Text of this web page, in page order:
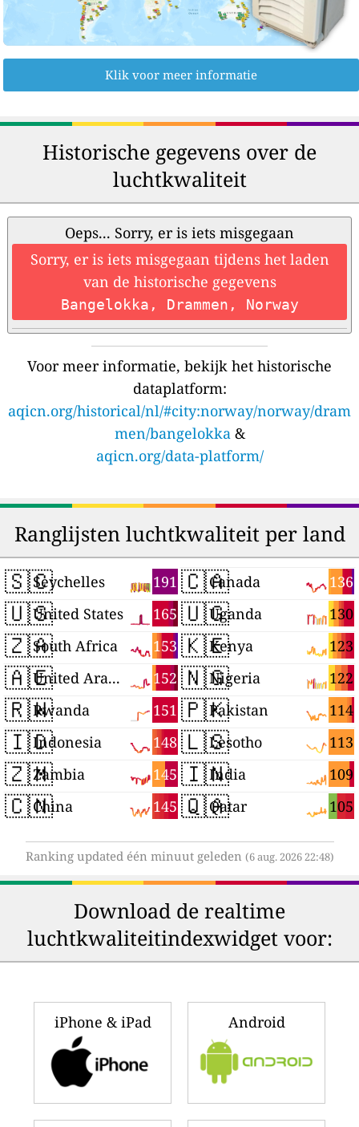
Klik voor meer informatie
Historische gegevens over de
luchtkwaliteit
Oeps... Sorry, er is iets misgegaan
Sorry, er is iets misgegaan tijdens het laden
van de historische gegevens
Bangelokka, Drammen, Norway
Voor meer informatie, bekijk het historische
dataplatform:
aqicn.org/historical/nl/#city:norway/norway/dram
men/bangelokka &
aqicn.org/data-platform/
Ranglijsten luchtkwaliteit per land
🇸🇨 191
Seychelles
🇺🇸 165
United States
🇿🇦 153
South Africa
🇦🇪 152
United Arab Emirates
🇷🇼 151
Rwanda
🇮🇩 148
Indonesia
🇿🇲 145
Zambia
🇨🇳 145
China
🇨🇦 136
Canada
🇺🇬 130
Uganda
🇰🇪 123
Kenya
🇳🇬 122
Nigeria
🇵🇰 114
Pakistan
🇱🇸 113
Lesotho
🇮🇳 109
India
🇶🇦 105
Qatar
Ranking updated één minuut geleden (6 aug. 2026 22:48)
Download de realtime
luchtkwaliteitindexwidget voor:
iPhone & iPad Android